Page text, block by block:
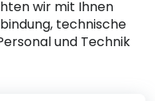
wir mit Ihnen
technische
und Technik